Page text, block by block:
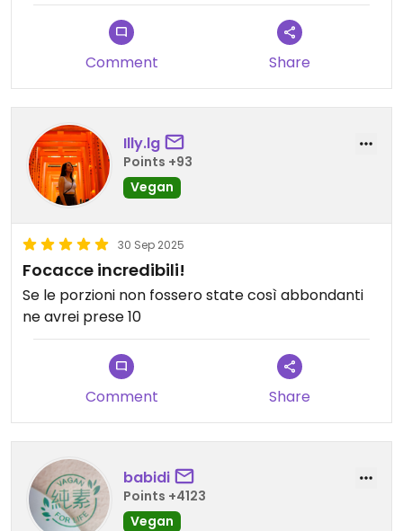
Comment Share
Illy.lg
Points +93
Vegan
30 Sep 2025
Focacce incredibili!
Se le porzioni non fossero state così abbondanti
ne avrei prese 10
Comment Share
babidi
Points +4123
Vegan